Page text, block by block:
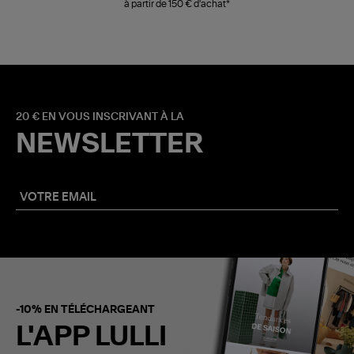
à partir de 150 € d'achat*
20 € EN VOUS INSCRIVANT À LA
NEWSLETTER
-10% EN TÉLÉCHARGEANT
L'APP LULLI